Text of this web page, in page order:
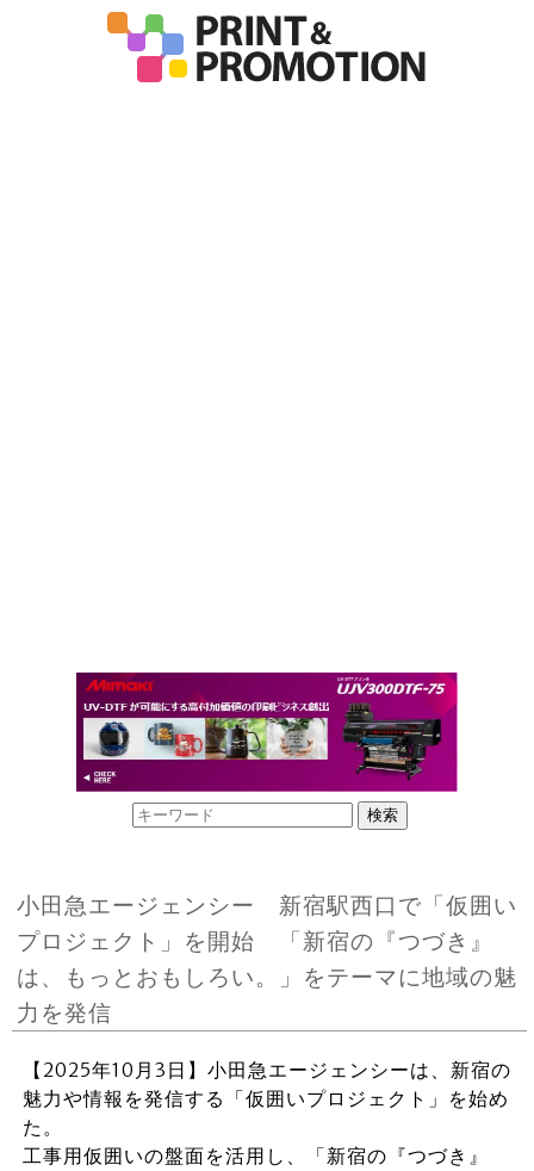
小田急エージェンシー 新宿駅西口で「仮囲い
プロジェクト」を開始 「新宿の『つづき』
は、もっとおもしろい。」をテーマに地域の魅
力を発信
【2025年10月3日】小田急エージェンシーは、新宿の
魅力や情報を発信する「仮囲いプロジェクト」を始め
た。
工事用仮囲いの盤面を活用し、「新宿の『つづき』